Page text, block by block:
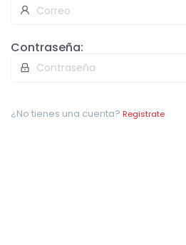
Contraseña:
¿No tienes una cuenta? Registrate